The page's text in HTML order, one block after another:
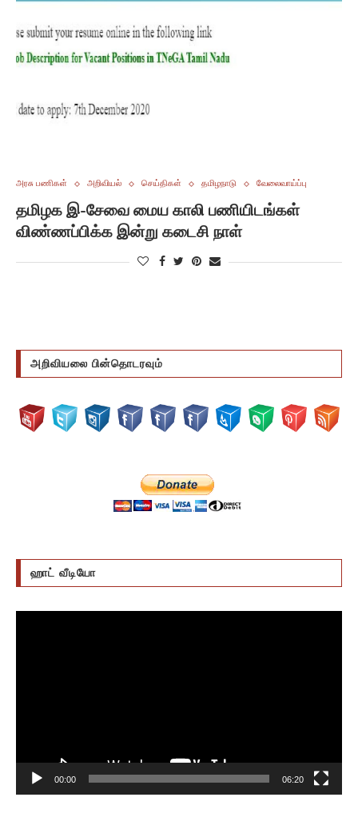
அரசு பணிகள் அறிவியல் செய்திகள் தமிழநாடு வேலைவாய்ப்பு
தமிழக இ-சேவை மைய காலி பணியிடங்கள்
விண்ணப்பிக்க இன்று கடைசி நாள்
அறிவியலை பின்தொடரவும்
ஹாட் வீடியோ
00:00 06:20